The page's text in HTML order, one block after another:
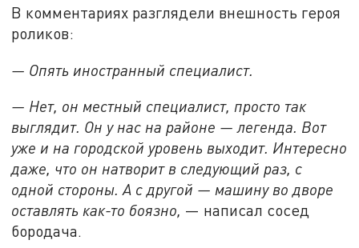
В комментариях разглядели внешность героя
роликов:
— Опять иностранный специалист.
— Нет, он местный специалист, просто так
выглядит. Он у нас на районе — легенда. Вот
уже и на городской уровень выходит. Интересно
даже, что он натворит в следующий раз, с
одной стороны. А с другой — машину во дворе
оставлять как-то боязно, — написал сосед
бородача.